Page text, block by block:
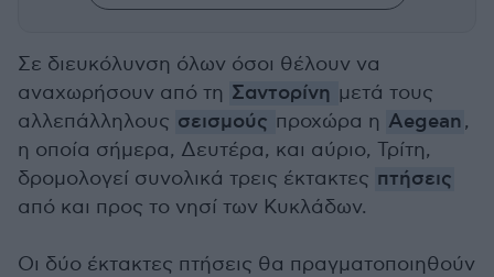
Σε διευκόλυνση όλων όσοι θέλουν να
αναχωρήσουν από τη Σαντορίνη μετά τους
αλλεπάλληλους σεισμούς προχώρα η Aegean,
η οποία σήμερα, Δευτέρα, και αύριο, Τρίτη,
δρομολογεί συνολικά τρεις έκτακτες πτήσεις
από και προς το νησί των Κυκλάδων.
Οι δύο έκτακτες πτήσεις θα πραγματοποιηθούν